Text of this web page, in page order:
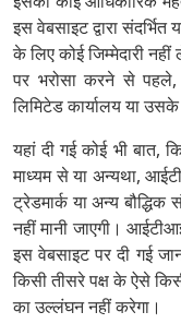
इस वेबसाइट द्वारा
के लिए कोई जिम्मेदारी
पर भरोसा करने से
लिमिटेड कार्यालय या
यहां दी गई कोई भी बात,
माध्यम से या अन्यथा,
ट्रेडमार्क या अन्य
नहीं मानी जाएगी।
इस वेबसाइट पर दी गई
किसी तीसरे पक्ष के ऐसे
का उल्लंघन नहीं करेगा।